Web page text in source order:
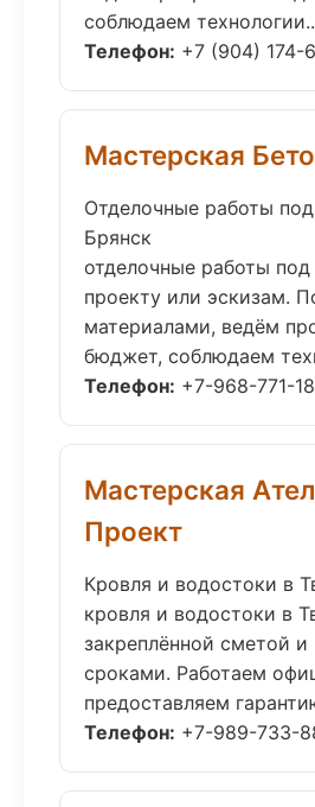
соблюдаем
Телефон: +7 (904) 174-
Мастерская
Отделочные работы
Брянск
отделочные работы
проекту или эскизам.
материалами, ведём
бюджет, соблюдаем
Телефон: +7-968-771-
Мастерская
Проект
Кровля и водостоки в
кровля и водостоки в
закреплённой сметой
сроками. Работаем
предоставляем
Телефон: +7-989-733-